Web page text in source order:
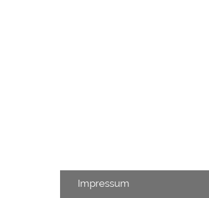
Impressum